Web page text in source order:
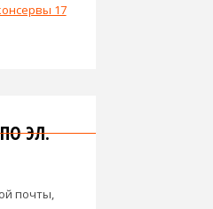
17
ЭЛ.
почты,